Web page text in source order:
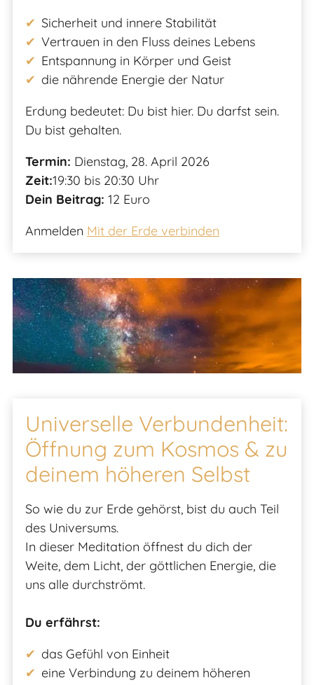
Sicherheit und innere Stabilität
Vertrauen in den Fluss deines Lebens
Entspannung in Körper und Geist
die nährende Energie der Natur
Erdung bedeutet: Du bist hier. Du darfst sein.
Du bist gehalten.
Termin: Dienstag, 28. April 2026
Zeit:19:30 bis 20:30 Uhr
Dein Beitrag: 12 Euro
Anmelden Mit der Erde verbinden
Universelle Verbundenheit:
Öffnung zum Kosmos & zu
deinem höheren Selbst
So wie du zur Erde gehörst, bist du auch Teil
des Universums.
In dieser Meditation öffnest du dich der
Weite, dem Licht, der göttlichen Energie, die
uns alle durchströmt.
Du erfährst:
das Gefühl von Einheit
eine Verbindung zu deinem höheren